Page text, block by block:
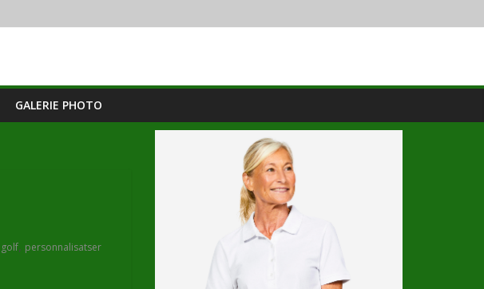
GALERIE PHOTO
, personnalisatser